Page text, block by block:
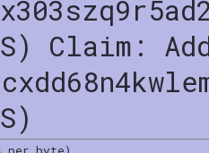
Claim:
per byte)